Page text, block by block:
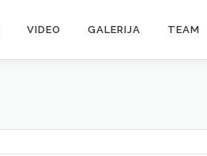
VIDEO GALERIJA TEAM